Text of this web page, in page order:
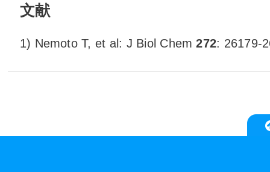
文献
1) Nemoto T, et al: J Biol Chem272: 26179-